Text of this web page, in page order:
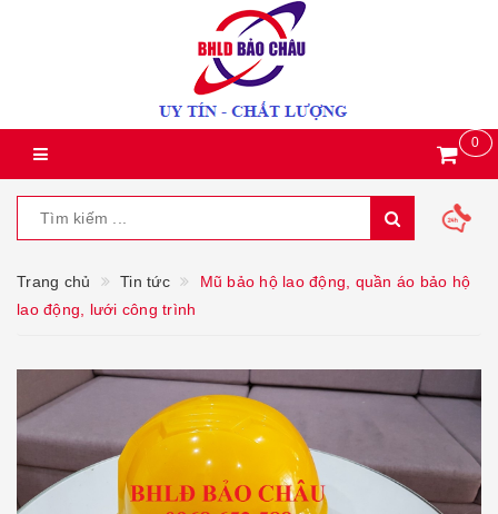
0
Trang chủ Tin tức
Mũ bảo hộ lao động, quần áo bảo hộ
lao động, lưới công trình